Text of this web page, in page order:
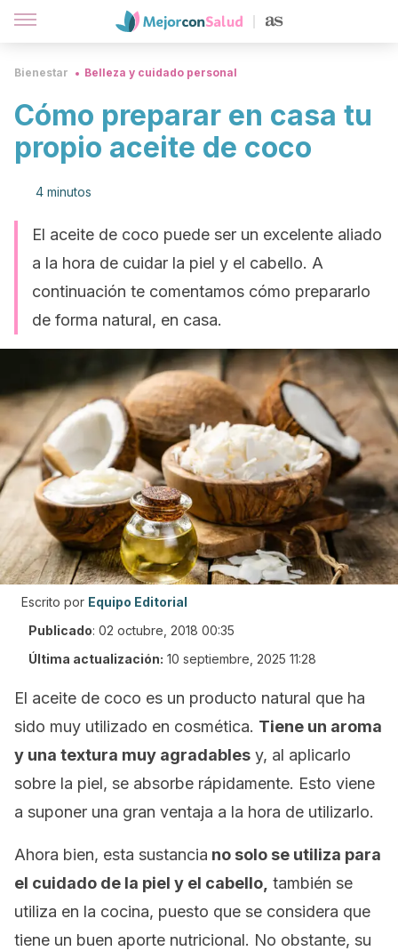
Bienestar Belleza y cuidado personal
Cómo preparar en casa tu
propio aceite de coco
4 minutos
El aceite de coco puede ser un excelente aliado
a la hora de cuidar la piel y el cabello. A
continuación te comentamos cómo prepararlo
de forma natural, en casa.
Escrito por Equipo Editorial
Publicado: 02 octubre, 2018 00:35
Última actualización: 10 septiembre, 2025 11:28
El aceite de coco es un producto natural que ha
sido muy utilizado en cosmética. Tiene un aroma
y una textura muy agradables y, al aplicarlo
sobre la piel, se absorbe rápidamente. Esto viene
a suponer una gran ventaja a la hora de utilizarlo.
Ahora bien, esta sustancia no solo se utiliza para
el cuidado de la piel y el cabello, también se
utiliza en la cocina, puesto que se considera que
tiene un buen aporte nutricional. No obstante, su